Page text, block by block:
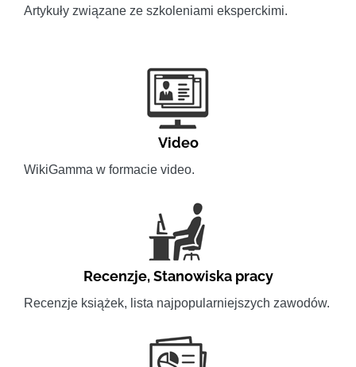
Artykuły związane ze szkoleniami eksperckimi.
Video
WikiGamma w formacie video.
Recenzje,Stanowiska pracy
Recenzje książek, lista najpopularniejszych zawodów.